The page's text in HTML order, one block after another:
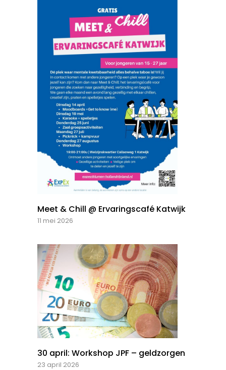
Meet & Chill @ Ervaringscafé Katwijk
11 mei 2026
30 april: Workshop JPF – geldzorgen
23 april 2026